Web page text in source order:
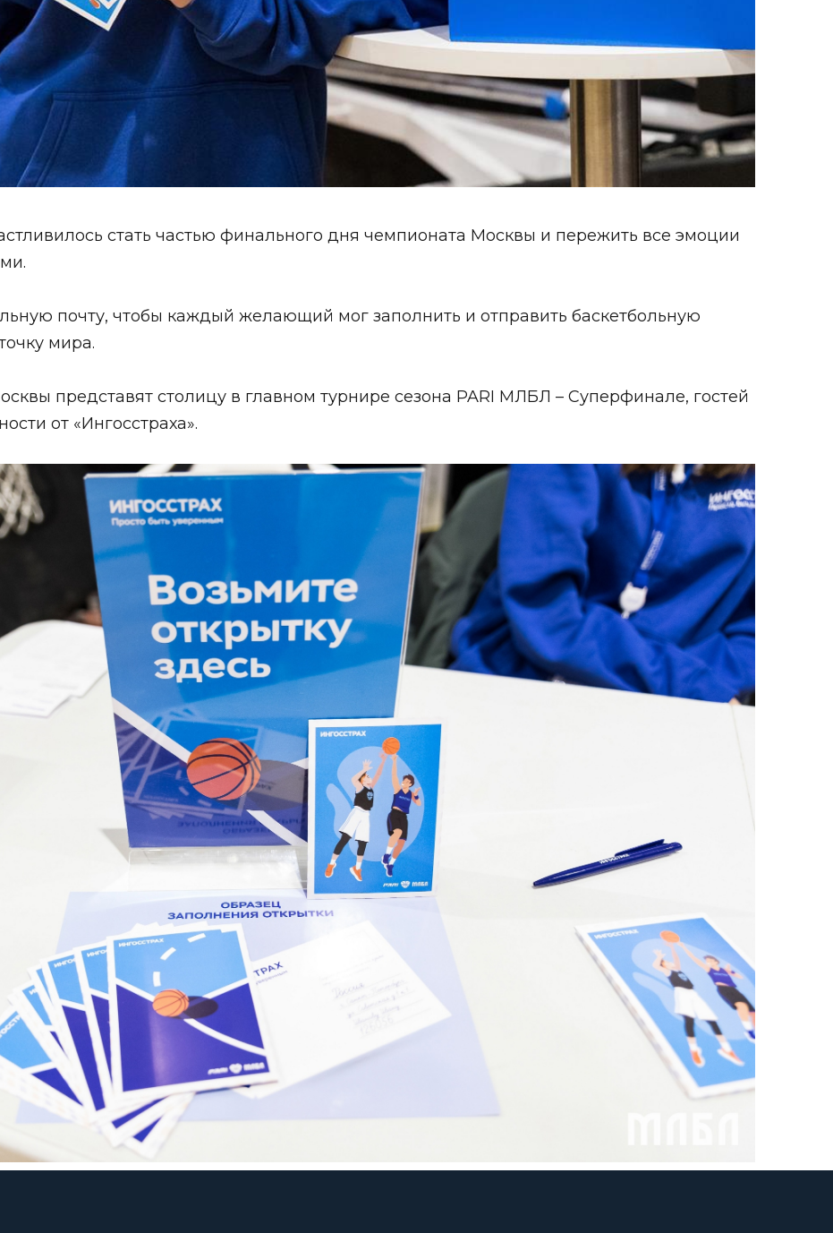
стать частью финального дня чемпионата Москвы и пережить все эмоции
почту, чтобы каждый желающий мог заполнить и отправить баскетбольную
мира.
представят столицу в главном турнире сезона PARI МЛБЛ – Суперфинале, гостей
от «Ингосстраха».